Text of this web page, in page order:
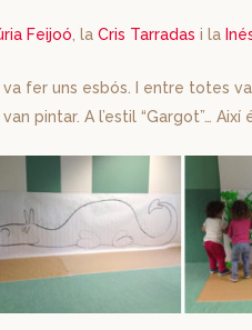
Feijoó , la Cris Tarradas i la
fer uns esbós. I entre totes
pintar. A l’estil “Gargot”… Així